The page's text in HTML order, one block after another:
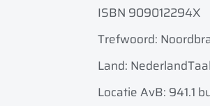
ISBN 909012294X
Trefwoord:
Land: Nederland
Locatie AvB: 941.1